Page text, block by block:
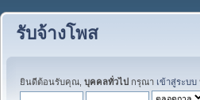
รับจ้างโพส
ยินดีต้อนรับคุณ, บุคคลทั่วไป กรุณา เข้าสู่ระบบ